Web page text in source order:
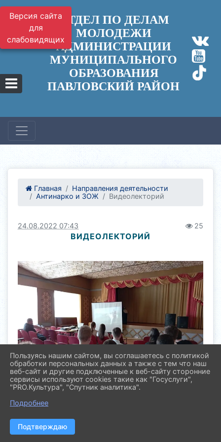
Версия сайта
для
слабовидящих
ОТДЕЛ ПО ДЕЛАМ
МОЛОДЕЖИ
АДМИНИСТРАЦИИ
МУНИЦИПАЛЬНОГО
ОБРАЗОВАНИЯ
ПАВЛОВСКИЙ РАЙОН
Главная
Направления деятельности
Антинарко и ЗОЖ
Видеолекторий
24.08.2022 07:43 25
ВИДЕОЛЕКТОРИЙ
Пользуясь нашим сайтом, вы соглашаетесь с политикой
обработки персональных данных а также с тем что наш
веб-сайт и другие подключенные к веб-сайту сторонние
сервисы используют cookies такие как "Госуслуги",
"PRO.Культура", "Спутник аналитика".
Подробнее
Подтверждаю